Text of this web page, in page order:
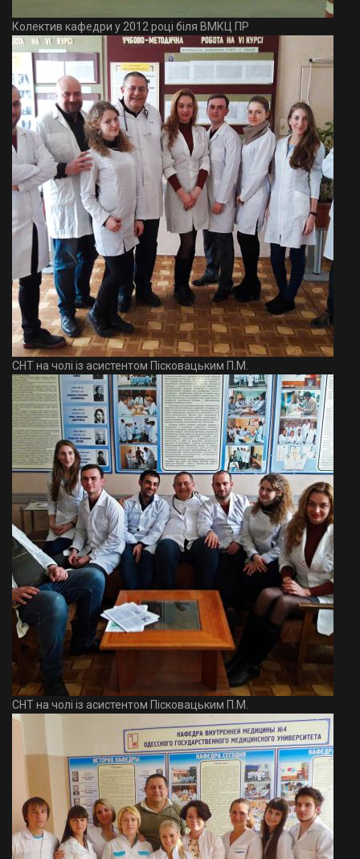
Колектив кафедри у 2012 році біля ВМКЦ ПР
СНТ на чолі із асистентом Пісковацьким П.М.
СНТ на чолі із асистентом Пісковацьким П.М.